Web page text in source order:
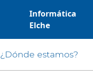
Informática
Elche
¿Dónde estamos?